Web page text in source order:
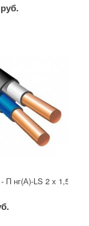
П нг(А)-LS 2 х 1,5